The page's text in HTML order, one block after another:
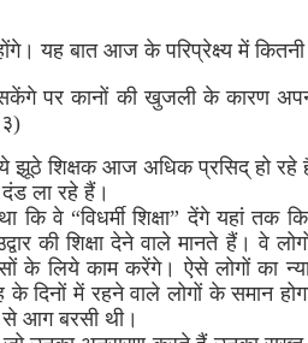
यह बात आज के परिप्रेक्ष्य में
पर कानों की खुजली के कारण
शिक्षक आज अधिक प्रसिद् हो रहे
ला रहे हैं।
कि वे “विधर्मी शिक्षा” देंगे यहां तक
की शिक्षा देने वाले मानते हैं। वे
लिये काम करेंगे। ऐसे लोगों का
दिनों में रहने वाले लोगों के समान
से आग बरसी थी।